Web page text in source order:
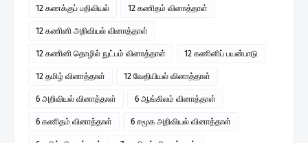
12 கணக்குப் பதிவியல் 12 கணிதம் வினாத்தாள்
12 கணினி அறிவியல் வினாத்தாள்
12 கணினி தொழில் நுட்பம் வினாத்தாள் 12 கணினிப் பயன்பாடு
12 தமிழ் வினாத்தாள் 12 வேதியியல் வினாத்தாள்
6 அறிவியல் வினாத்தாள் 6 ஆங்கிலம் வினாத்தாள்
6 கணிதம் வினாத்தாள் 6 சமூக அறிவியல் வினாத்தாள்